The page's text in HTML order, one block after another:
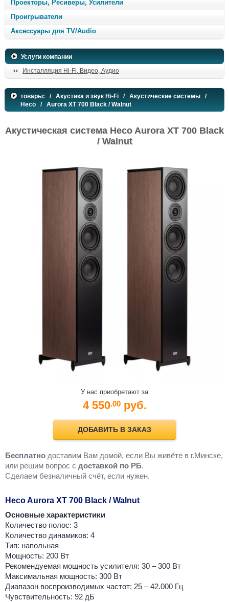
Проекторы, Ресиверы, Усилители
Проигрыватели
Аксессуары для TV/Audio
Услуги компании
Инсталляция Hi-Fi, Видео, Аудио
товары: / Акустика и звук Hi-Fi / Акустические системы /
Heco / Aurora XT 700 Black / Walnut
Акустическая система Heco Aurora XT 700 Black
/ Walnut
У нас приобретают за
4 550.00 руб.
ДОБАВИТЬ В ЗАКАЗ
Бесплатно доставим Вам домой, если Вы живёте в г.Минске,
или решим вопрос с доставкой по РБ.
Cделаем безналичный счёт, если нужен.
Heco Aurora XT 700 Black / Walnut
Основные характеристики
Количество полос: 3
Количество динамиков: 4
Тип: напольная
Мощность: 200 Вт
Рекомендуемая мощность усилителя: 30 – 300 Вт
Максимальная мощность: 300 Вт
Диапазон воспроизводимых частот: 25 – 42.000 Гц
Чувствительность: 92 дБ